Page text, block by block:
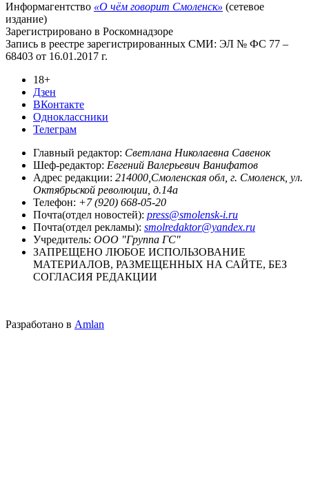
Информагентство «О чём говорит Смоленск» (сетевое
издание)
Зарегистрировано в Роскомнадзоре
Запись в реестре зарегистрированных СМИ: ЭЛ № ФС 77 –
68403 от 16.01.2017 г.
18+
Дзен
ВКонтакте
Одноклассники
Телеграм
Главный редактор: Светлана Николаевна Савенок
Шеф-редактор: Евгений Валерьевич Ванифатов
Адрес редакции: 214000,Смоленская обл, г. Смоленск, ул.
Октябрьской революции, д.14а
Телефон: +7 (920) 668-05-20
Почта(отдел новостей): press@smolensk-i.ru
Почта(отдел рекламы): smolredaktor@yandex.ru
Учредитель: ООО "Группа ГС"
ЗАПРЕЩЕНО ЛЮБОЕ ИСПОЛЬЗОВАНИЕ
МАТЕРИАЛОВ, РАЗМЕЩЕННЫХ НА САЙТЕ, БЕЗ
СОГЛАСИЯ РЕДАКЦИИ
Разработано в Amlan